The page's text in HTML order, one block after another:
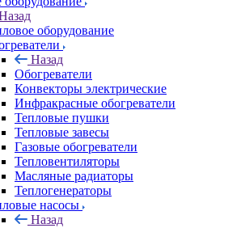
оборудование
Назад
Обогреватели
Конвекторы электрические
Инфракрасные обогреватели
Тепловые пушки
Тепловые завесы
Газовые обогреватели
Тепловентиляторы
Масляные радиаторы
Теплогенераторы
насосы
Назад